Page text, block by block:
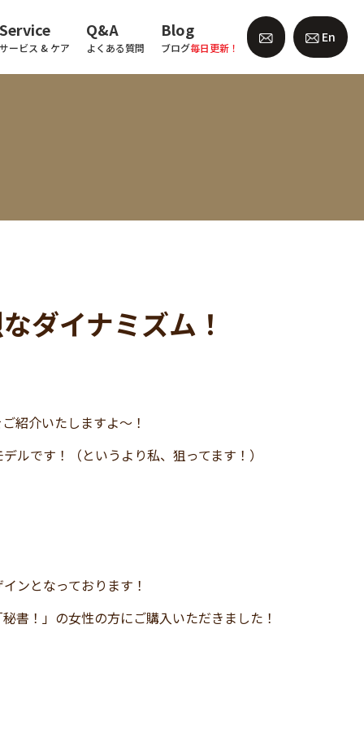
Service
サービス & ケア
Q&A
よくある質問
Blog
ブログ毎日更新！
En
ダイナミズム！
紹介いたしますよ～！
ルです！（というより私、狙ってます！）
ンとなっております！
書！」の女性の方にご購入いただきました！